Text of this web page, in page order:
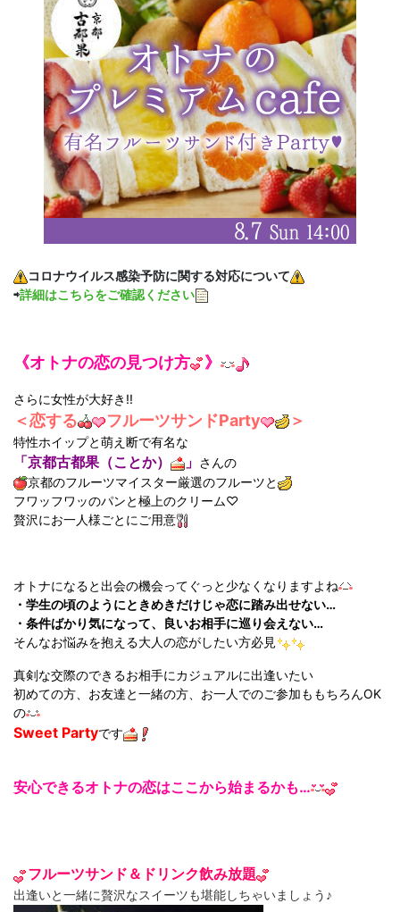
コロナウイルス感染予防に関する対応について
⇨詳細はこちらをご確認ください
《オトナの恋の見つけ方 》
さらに女性が大好き!!
＜恋する フルーツサンドParty ＞
特性ホイップと萌え断で有名な
「京都古都果（ことか） 」 さんの
京都のフルーツマイスター厳選のフルーツと
フワッフワッのパンと極上のクリーム♡
贅沢にお一人様ごとにご用意
オトナになると出会の機会ってぐっと少なくなりますよね
・学生の頃のようにときめきだけじゃ恋に踏み出せない…
・条件ばかり気になって、良いお相手に巡り会えない…
そんなお悩みを抱える大人の恋がしたい方必見
真剣な交際のできるお相手にカジュアルに出逢いたい
初めての方、お友達と一緒の方、お一人でのご参加ももちろんOK
の
Sweet Partyです
安心できるオトナの恋はここから始まるかも…
フルーツサンド＆ドリンク飲み放題
出逢いと一緒に贅沢なスイーツも堪能しちゃいましょう♪